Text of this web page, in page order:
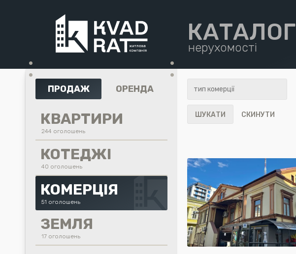
• •
КАТАЛОГ
нерухомості
• •
ПРОДАЖ ОРЕНДА
КВАРТИРИ
244 оголошень
КОТЕДЖІ
40 оголошень
КОМЕРЦІЯ
51 оголошень
ЗЕМЛЯ
17 оголошень
ШУКАТИ СКИНУТИ